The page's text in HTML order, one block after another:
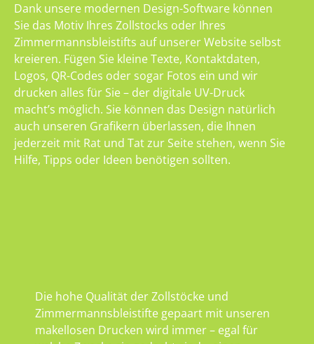
Dank unsere modernen Design-Software können
Sie das Motiv Ihres Zollstocks oder Ihres
Zimmermannsbleistifts auf unserer Website selbst
kreieren. Fügen Sie kleine Texte, Kontaktdaten,
Logos, QR-Codes oder sogar Fotos ein und wir
drucken alles für Sie – der digitale UV-Druck
macht’s möglich. Sie können das Design natürlich
auch unseren Grafikern überlassen, die Ihnen
jederzeit mit Rat und Tat zur Seite stehen, wenn Sie
Hilfe, Tipps oder Ideen benötigen sollten.
Die hohe Qualität der Zollstöcke und
Zimmermannsbleistifte gepaart mit unseren
makellosen Drucken wird immer – egal für